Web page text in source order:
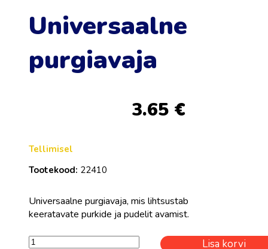
Universaalne
purgiavaja
3.65 €
Tellimisel
Tootekood: 22410
Universaalne purgiavaja, mis lihtsustab
keeratavate purkide ja pudelit avamist.
Universaalne
Lisa korvi